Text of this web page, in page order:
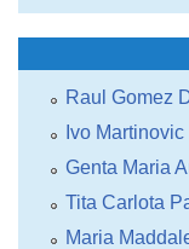
Raul Gomez
Ivo Martinovic
Genta Maria
Tita Carlota
Maria